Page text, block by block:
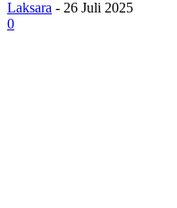
Laksara - 26 Juli 2025
0